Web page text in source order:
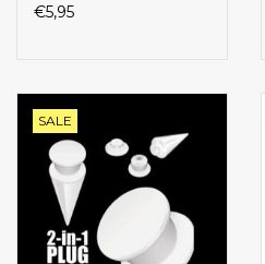
€5,95
SALE